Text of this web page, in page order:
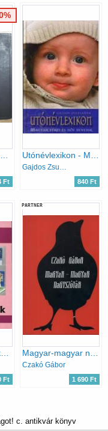
Ft
Gajdos Zsuzsanna
840 Ft
Kik írtak a gyerekeknek (Diák kislexikon)
Ft
PARTNER
Magyar-magyar nagyszótár
Czakó Gábor
1 690 Ft
c. antikvár könyv